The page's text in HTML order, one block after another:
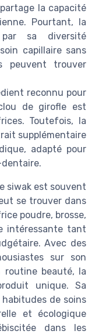
la capacité
Pourtant, la
sa diversité
capillaire sans
peuvent trouver
reconnu pour
de girofle est
Toutefois, la
supplémentaire
adapté pour
siwak est souvent
se trouver dans
poudre, brosse,
intéressante tant
Avec des
sur son
beauté, la
unique. Sa
de soins
et écologique
dans les